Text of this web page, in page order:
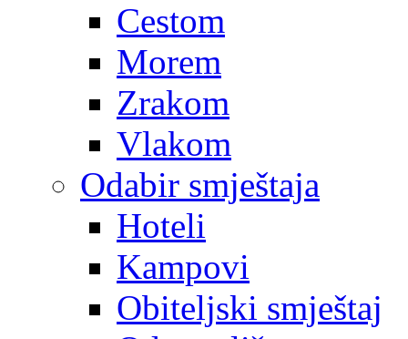
Cestom
Morem
Zrakom
Vlakom
Odabir smještaja
Hoteli
Kampovi
Obiteljski smještaj